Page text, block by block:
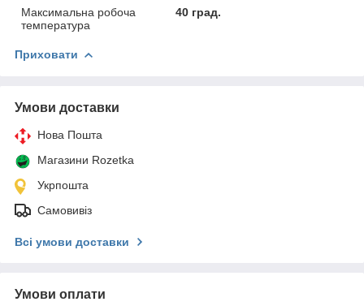
Максимальна робоча
температура
40 град.
Приховати
Умови доставки
Нова Пошта
Магазини Rozetka
Укрпошта
Самовивіз
Всі умови доставки
Умови оплати